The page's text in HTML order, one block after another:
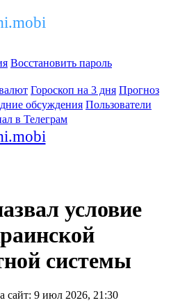
Восстановить пароль
Гороскоп на 3 дня Прогноз
обсуждения Пользователи
в Телеграм
условие
системы
сайт: 9 июл 2026, 21:30